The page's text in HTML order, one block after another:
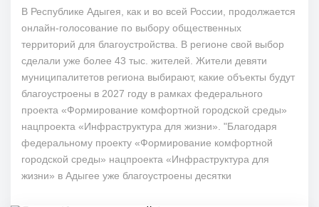
В Республике Адыгея, как и во всей России, продолжается
онлайн-голосование по выбору общественных
территорий для благоустройства. В регионе свой выбор
сделали уже более 43 тыс. жителей. Жители девяти
муниципалитетов региона выбирают, какие объекты будут
благоустроены в 2027 году в рамках федерального
проекта «Формирование комфортной городской среды»
нацпроекта «Инфраструктура для жизни». "Благодаря
федеральному проекту «Формирование комфортной
городской среды» нацпроекта «Инфраструктура для
жизни» в Адыгее уже благоустроены десятки